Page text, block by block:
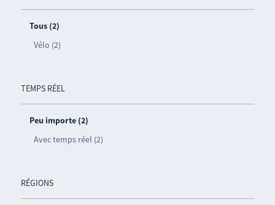
Tous (2)
Vélo (2)
TEMPS RÉEL
Peu importe (2)
Avec temps réel (2)
RÉGIONS